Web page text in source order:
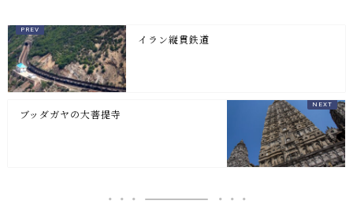
イラン縦貫鉄道
ブッダガヤの大菩提寺